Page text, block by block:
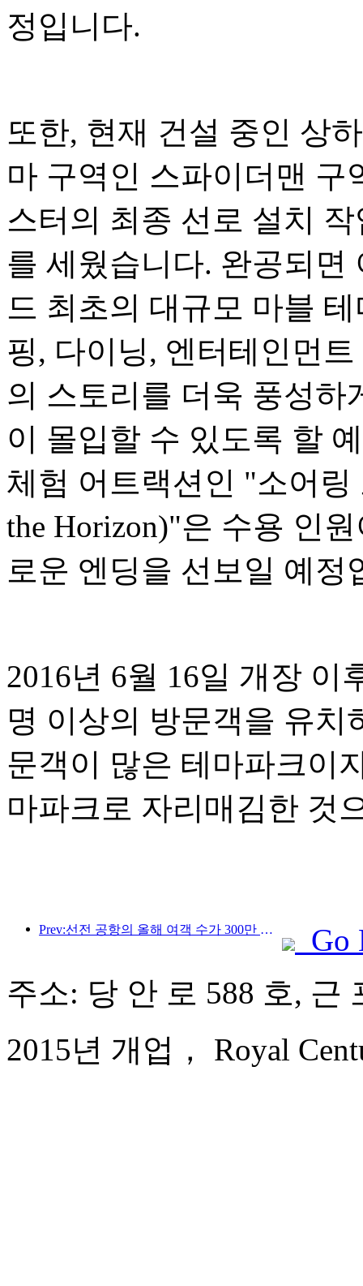
정입니다.
또한, 현재 건설 중인 상
마 구역인 스파이더맨 구
스터의 최종 선로 설치
를 세웠습니다. 완공되면
드 최초의 대규모 마블
핑, 다이닝, 엔터테인먼
의 스토리를 더욱 풍성하
이 몰입할 수 있도록 할
체험 어트랙션인 "소어링
the Horizon)"은 수용 인
로운 엔딩을 선보일 예정
2016년 6월 16일 개장 이
명 이상의 방문객을 유
문객이 많은 테마파크이
마파크로 자리매김한 것
Prev:선전 공항의 올해 여객 수가 300만 명을 돌파하며 같은 기간 기준 신기록을 세웠습니다.
Go
주소: 당 안 로 588 호, 근
2015년 개업， Royal